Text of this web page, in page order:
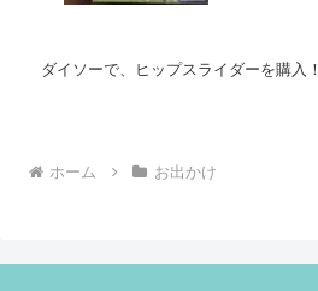
ダイソーで、ヒップスライダーを購入！
ホーム お出かけ